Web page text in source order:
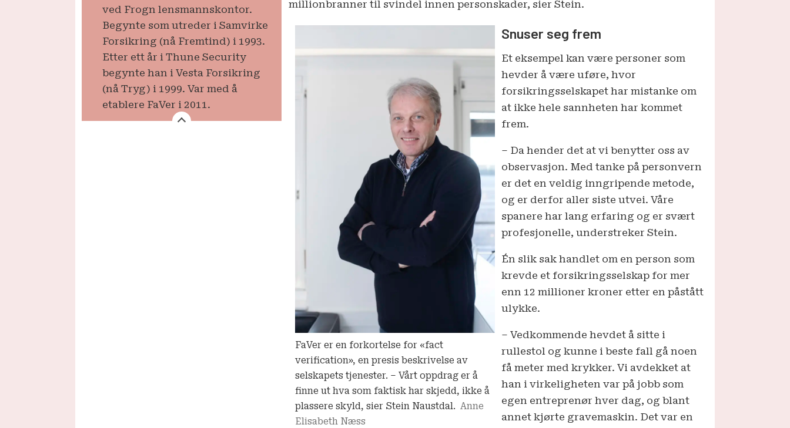
ved Frogn lensmannskontor.
Begynte som utreder i Samvirke
Forsikring (nå Fremtind) i 1993.
Etter ett år i Thune Security
begynte han i Vesta Forsikring
(nå Tryg) i 1999. Var med å
etablere FaVer i 2011.
millionbranner til svindel innen personskader, sier Stein.
FaVer er en forkortelse for «fact
verification», en presis beskrivelse av
selskapets tjenester. – Vårt oppdrag er å
finne ut hva som faktisk har skjedd, ikke å
plassere skyld, sier Stein Naustdal. Anne
Elisabeth Næss
Snuser seg frem
Et eksempel kan være personer som
hevder å være uføre, hvor
forsikringsselskapet har mistanke om
at ikke hele sannheten har kommet
frem.
– Da hender det at vi benytter oss av
observasjon. Med tanke på personvern
er det en veldig inngripende metode,
og er derfor aller siste utvei. Våre
spanere har lang erfaring og er svært
profesjonelle, understreker Stein.
Én slik sak handlet om en person som
krevde et forsikringsselskap for mer
enn 12 millioner kroner etter en påstått
ulykke.
– Vedkommende hevdet å sitte i
rullestol og kunne i beste fall gå noen
få meter med krykker. Vi avdekket at
han i virkeligheten var på jobb som
egen entreprenør hver dag, og blant
annet kjørte gravemaskin. Det var en